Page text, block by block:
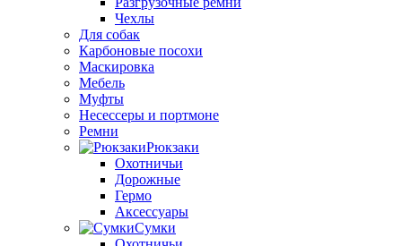
Чехлы
Для собак
Карбоновые посохи
Маскировка
Мебель
Муфты
Несессеры и портмоне
Ремни
Рюкзаки
Охотничьи
Дорожные
Гермо
Аксессуары
Сумки